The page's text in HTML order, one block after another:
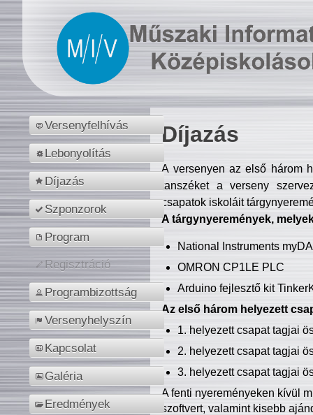
Versenyfelhívás
Lebonyolítás
Díjazás
Szponzorok
Program
Regisztráció
Programbizottság
Versenyhelyszín
Kapcsolat
Galéria
Eredmények
Díjazás
A versenyen az első három
tanszéket a verseny
csapatok iskoláit
A tárgynyeremények,
National Instruments
OMRON CP1LE PLC
Arduino fejlesztő kit
Az első három helyezett
1. helyezett csapat tagjai
2. helyezett csapat tagjai
3. helyezett csapat tagjai
A fenti nyereményeken kívül
szoftvert, valamint kisebb